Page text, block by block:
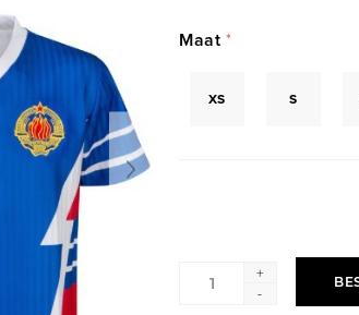
Maat *
XS S
+
-